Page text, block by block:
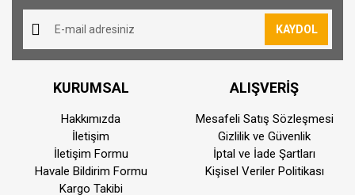
KAYDOL
KURUMSAL
Hakkımızda
İletişim
İletişim Formu
Havale Bildirim Formu
Kargo Takibi
ALIŞVERİŞ
Mesafeli Satış Sözleşmesi
Gizlilik ve Güvenlik
İptal ve İade Şartları
Kişisel Veriler Politikası